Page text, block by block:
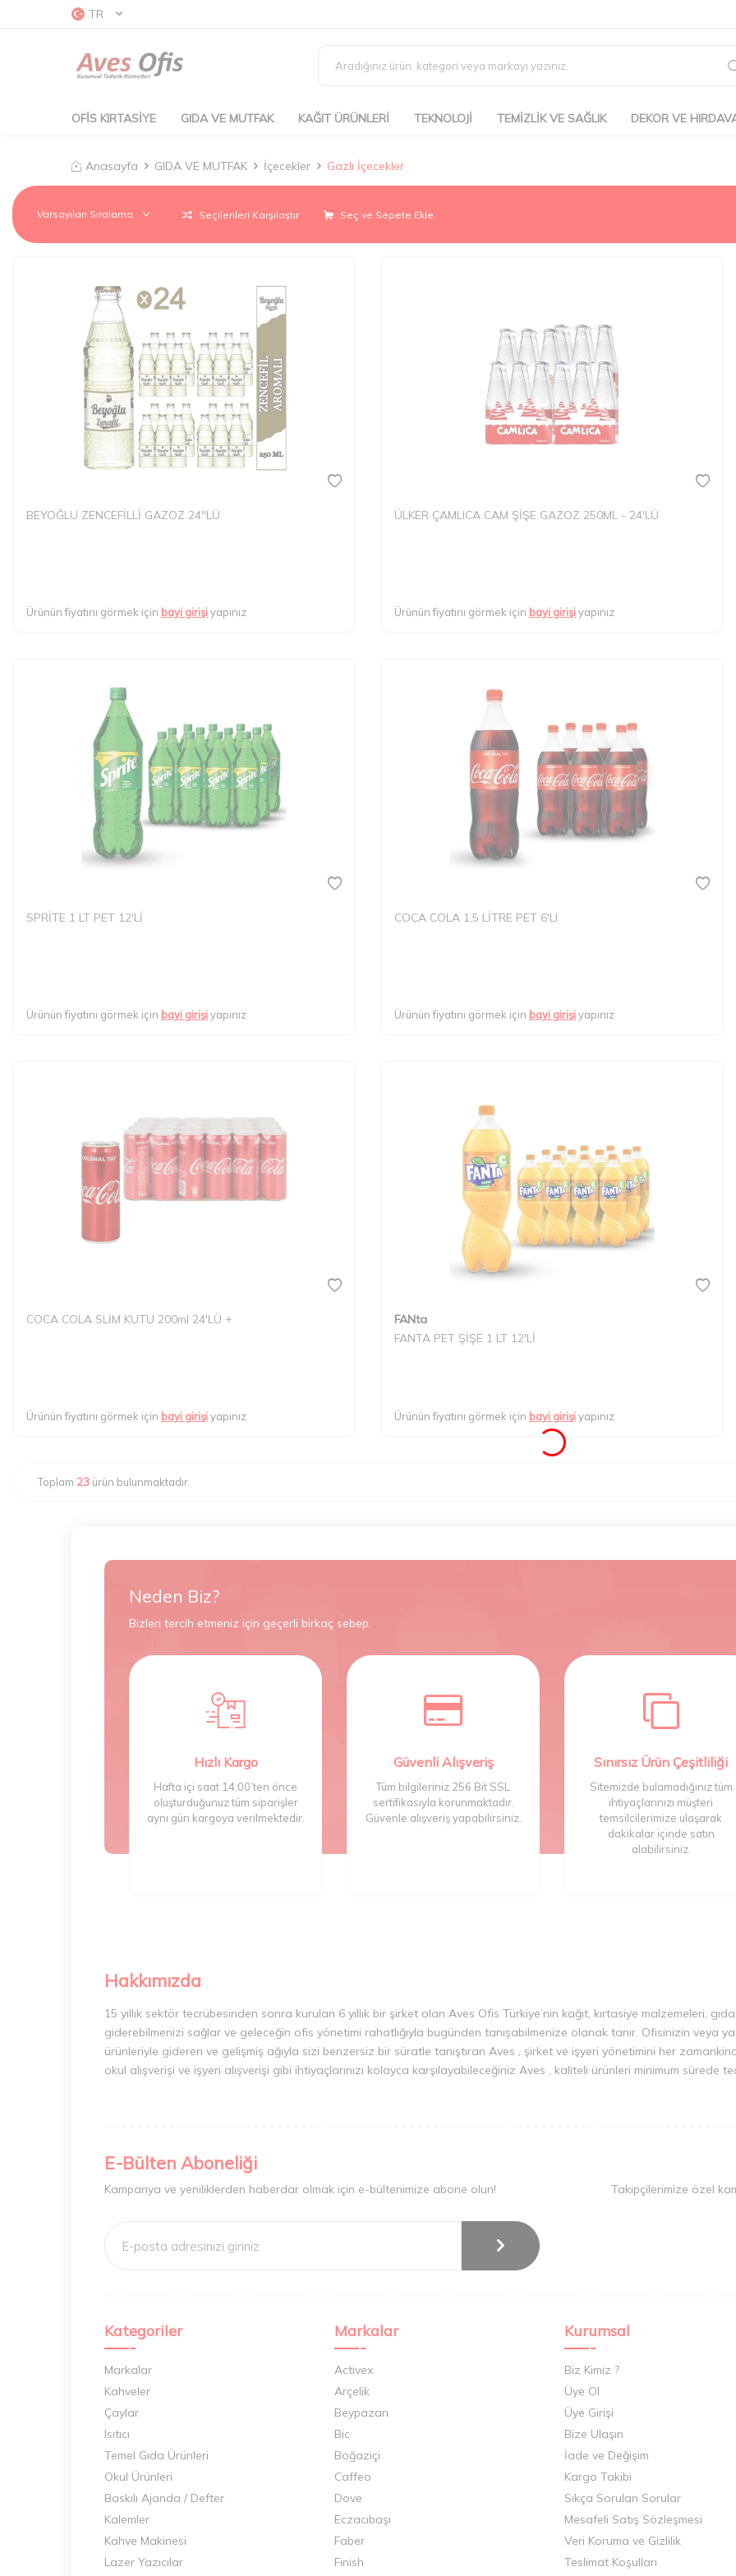
TR
OFİS KIRTASİYE GIDA VE MUTFAK KAĞIT ÜRÜNLERİ TEKNOLOJİ TEMİZLİK VE SAĞLIK DEKOR VE
Anasayfa GIDA VE MUTFAK İçecekler Gazlı İçecekler
Seçilenleri Karşılaştır Seç ve Sepete Ekle
BEYOĞLU ZENCEFİLLİ GAZOZ 24''LÜ
Ürünün fiyatını görmek için bayi girişiyapınız
ÜLKER ÇAMLICA CAM ŞİŞE GAZOZ 250ML - 24'LÜ
Ürünün fiyatını görmek için bayi girişiyapınız
SPRİTE 1 LT PET 12'Lİ
Ürünün fiyatını görmek için bayi girişiyapınız
COCA COLA 1,5 LİTRE PET 6'LI
Ürünün fiyatını görmek için bayi girişiyapınız
COCA COLA SLİM KUTU 200ml 24'LÜ +
Ürünün fiyatını görmek için bayi girişiyapınız
FANta
FANTA PET ŞİŞE 1 LT 12'Lİ
Ürünün fiyatını görmek için bayi girişiyapınız
Toplam 23 ürün bulunmaktadır.
Neden Biz?
Bizleri tercih etmeniz için geçerli birkaç sebep.
Hızlı Kargo
Hafta içi saat 14:00’ten önce
oluşturduğunuz tüm siparişler
aynı gün kargoya verilmektedir.
Güvenli Alışveriş
Tüm bilgileriniz 256 Bit SSL
sertifikasıyla korunmaktadır.
Güvenle alışveriş yapabilirsiniz.
Sınırsız Ürün Çeşitliliği
Sitemizde bulamadığınız tüm
ihtiyaçlarınızı müşteri
temsilcilerimize ulaşarak
dakikalar içinde satın
alabilirsiniz.
Hakkımızda
15 yıllık sektör tecrübesinden sonra kurulan 6 yıllık bir şirket olan Aves Ofis Türkiye’nin kağıt, kırtasiye malzemeleri,
giderebilmenizi sağlar ve geleceğin ofis yönetimi rahatlığıyla bugünden tanışabilmenize olanak tanır. Ofisinizin veya
ürünleriyle gideren ve gelişmiş ağıyla sizi benzersiz bir süratle tanıştıran Aves , şirket ve işyeri yönetimini her
okul alışverişi ve işyeri alışverişi gibi ihtiyaçlarınızı kolayca karşılayabileceğiniz Aves , kaliteli ürünleri minimum sürede
E-Bülten Aboneliği
Kampanya ve yeniliklerden haberdar olmak için e-bültenimize abone olun! Takipçilerimize özel
Kategoriler
Markalar
Kahveler
Çaylar
Isıtıcı
Temel Gıda Ürünleri
Okul Ürünleri
Baskılı Ajanda / Defter
Kalemler
Kahve Makinesi
Lazer Yazıcılar
Markalar
Activex
Arçelik
Beypazarı
Bic
Boğaziçi
Caffeo
Dove
Eczacıbaşı
Faber
Finish
Kurumsal
Biz Kimiz ?
Üye Ol
Üye Girişi
Bize Ulaşın
İade ve Değişim
Kargo Takibi
Sıkça Sorulan Sorular
Mesafeli Satış Sözleşmesi
Veri Koruma ve Gizlilik
Teslimat Koşulları